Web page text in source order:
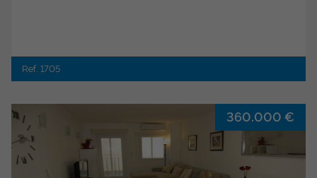
Ref. 1705
360.000 €